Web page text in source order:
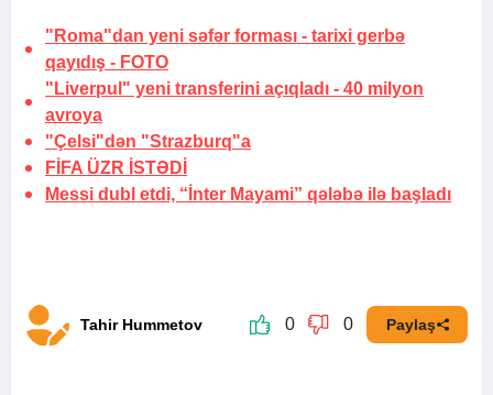
"Roma"dan yeni səfər forması - tarixi gerbə
qayıdış - FOTO
"Liverpul" yeni transferini açıqladı - 40 milyon
avroya
"Çelsi"dən "Strazburq"a
FİFA ÜZR İSTƏDİ
Messi dubl etdi, “İnter Mayami” qələbə ilə başladı
Tahir Hummetov 0 0 Paylaş